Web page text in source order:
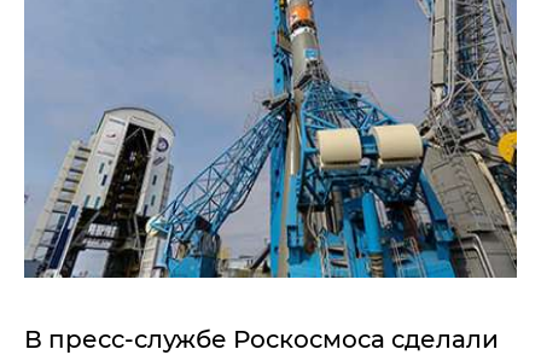
В пресс-службе Роскосмоса сделали